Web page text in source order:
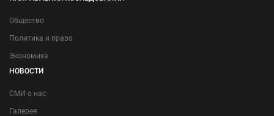
Общество
Политика и право
Экономика
НОВОСТИ
СМИ о нас
Галерея